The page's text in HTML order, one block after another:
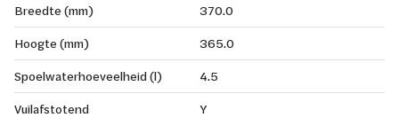
Breedte (mm)
370.0
Hoogte (mm)
365.0
Spoelwaterhoeveelheid (l)
4.5
Vuilafstotend
Y